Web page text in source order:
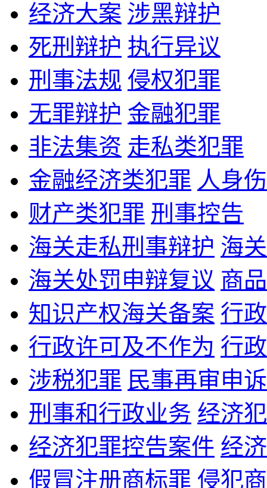
经济大案 涉黑辩护
死刑辩护 执行异议
刑事法规 侵权犯罪
无罪辩护 金融犯罪
非法集资 走私类犯罪
金融经济类犯罪 人身
财产类犯罪 刑事控告
海关走私刑事辩护 海
海关处罚申辩复议 商
知识产权海关备案 行
行政许可及不作为 行
涉税犯罪 民事再审申诉
刑事和行政业务 经济
经济犯罪控告案件 经
假冒注册商标罪 侵犯